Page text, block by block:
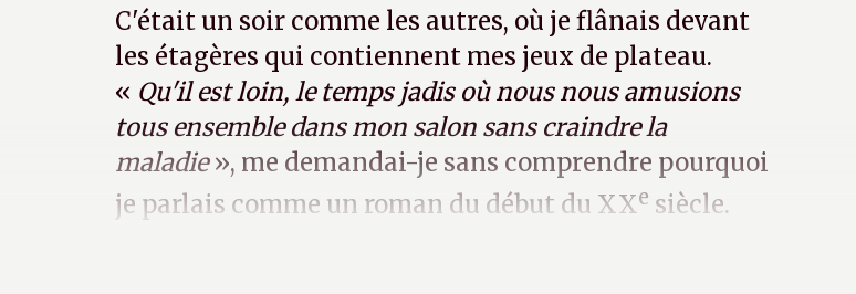
C'était un soir comme les autres, où je flânais devant
les étagères qui contiennent mes jeux de plateau.
« Qu'il est loin, le temps jadis où nous nous amusions
tous ensemble dans mon salon sans craindre la
maladie», me demandai-je sans comprendre pourquoi
je parlais comme un roman du début du XXe siècle.